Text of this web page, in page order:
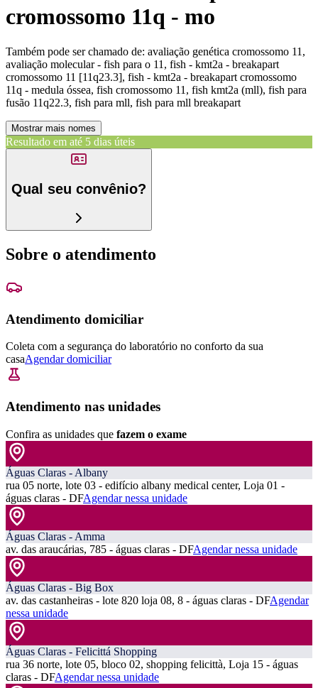
cromossomo 11q - mo
Também pode ser chamado de: avaliação genética cromossomo 11,
avaliação molecular - fish para o 11, fish - kmt2a - breakapart
cromossomo 11 [11q23.3], fish - kmt2a - breakapart cromossomo
11q - medula óssea, fish cromossomo 11, fish kmt2a (mll), fish para
fusão 11q22.3, fish para mll, fish para mll breakapart
Mostrar mais nomes
Resultado em até 5 dias úteis
Qual seu convênio?
Sobre o atendimento
Atendimento domiciliar
Coleta com a segurança do laboratório no conforto da sua
casaAgendar domiciliar
Atendimento nas unidades
Confira as unidades que fazem o exame
Águas Claras - Albany
rua 05 norte, lote 03 - edifício albany medical center, Loja 01 -
águas claras - DFAgendar nessa unidade
Águas Claras - Amma
av. das araucárias, 785 - águas claras - DFAgendar nessa unidade
Águas Claras - Big Box
av. das castanheiras - lote 820 loja 08, 8 - águas claras - DFAgendar
nessa unidade
Águas Claras - Felicittá Shopping
rua 36 norte, lote 05, bloco 02, shopping felicittà, Loja 15 - águas
claras - DFAgendar nessa unidade